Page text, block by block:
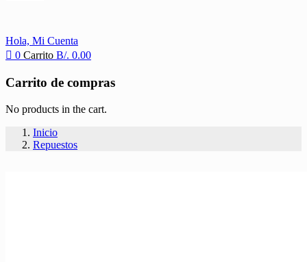
Hola, Mi Cuenta
0 Carrito B/. 0.00
Carrito de compras
No products in the cart.
Inicio
Repuestos